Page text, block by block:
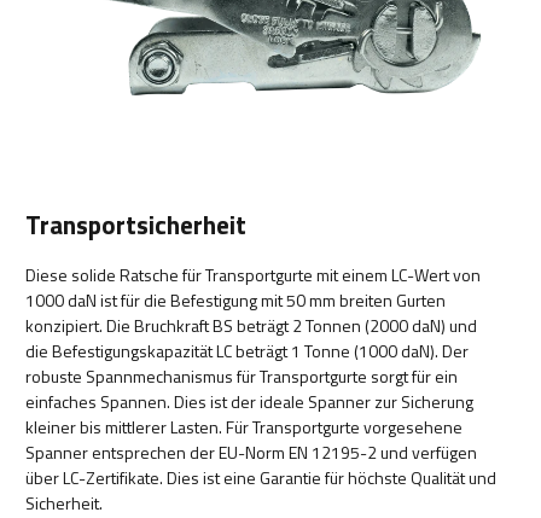
Transportsicherheit
Diese solide Ratsche für Transportgurte mit einem LC-Wert von
1000 daN ist für die Befestigung mit 50 mm breiten Gurten
konzipiert. Die Bruchkraft BS beträgt 2 Tonnen (2000 daN) und
die Befestigungskapazität LC beträgt 1 Tonne (1000 daN). Der
robuste Spannmechanismus für Transportgurte sorgt für ein
einfaches Spannen. Dies ist der ideale Spanner zur Sicherung
kleiner bis mittlerer Lasten. Für Transportgurte vorgesehene
Spanner entsprechen der EU-Norm EN 12195-2 und verfügen
über LC-Zertifikate. Dies ist eine Garantie für höchste Qualität und
Sicherheit.